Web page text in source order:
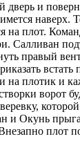
дверь и
наверх.
на плот.
Салливан
правый
на плотик и
ворот
и Окунь
плот